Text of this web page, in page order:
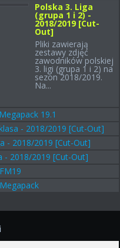
Polska 3. Liga
(grupa 1 i 2) -
2018/2019 [Cut-
Out]
Pliki zawierają
zestawy zdjęć
zawodników polskiej
3. ligi (grupa 1 i 2) na
sezon 2018/2019.
Na...
19.1
- 2018/2019 [Cut-Out]
- 2018/2019 [Cut-Out]
- 2018/2019 [Cut-Out]